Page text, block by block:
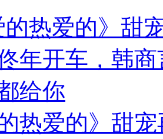
的热爱的》甜